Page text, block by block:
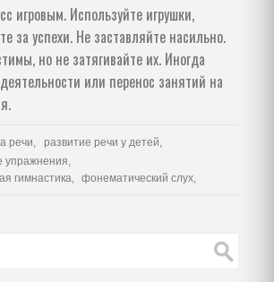
игровым. Используйте игрушки,
за успехи. Не заставляйте насильно.
но не затягивайте их. Иногда
или перенос занятий на
речи,
развитие речи у детей,
упражнения,
гимнастика,
фонематический слух,